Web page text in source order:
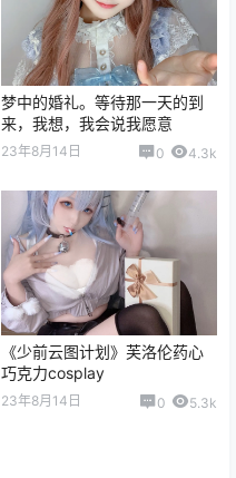
梦中的婚礼。等待那一天的到
来，我想，我会说我愿意
23年8月14日 0 4.3k
《少前云图计划》芙洛伦药心
巧克力cosplay
23年8月14日 0 5.3k